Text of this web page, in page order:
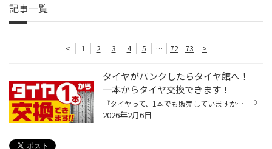
記事一覧
< 1 2 3 4 5 … 72 73 >
タイヤがパンクしたらタイヤ館へ！
一本からタイヤ交換できます！
『タイヤって、1本でも販売していますか？』 という、お問合せ よく頂戴します。 勿論、1本でも大丈夫です。 2本交換または4本交換など タイヤの状態により、ご提案させていただく場合もございます。 タイヤ交換は一本から受け付けておりますで、お気軽にご相談ください。 「タイヤ交換を何処に頼べ...
2026年2月6日